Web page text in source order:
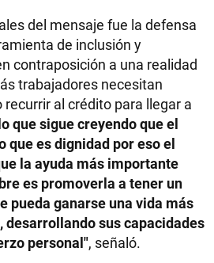
del mensaje fue la defensa
de inclusión y
contraposición a una realidad
trabajadores necesitan
al crédito para llegar a
que sigue creyendo que el
que es dignidad por eso el
la ayuda más importante
es promoverla a tener un
pueda ganarse una vida más
desarrollando sus capacidades
personal", señaló.